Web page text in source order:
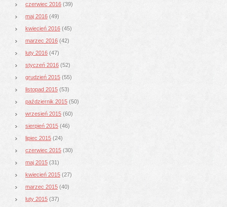
czerwiec 2016 (39)
maj 2016 (49)
kwiecień 2016 (45)
marzec 2016 (42)
luty 2016 (47)
styczeń 2016 (52)
grudzień 2015 (55)
listopad 2015 (53)
październik 2015 (50)
wrzesień 2015 (60)
sierpień 2015 (46)
lipiec 2015 (24)
czerwiec 2015 (30)
maj 2015 (31)
kwiecień 2015 (27)
marzec 2015 (40)
luty 2015 (37)